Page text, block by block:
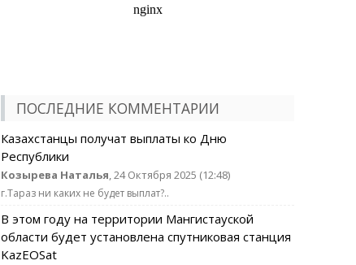
ПОСЛЕДНИЕ КОММЕНТАРИИ
Казахстанцы получат выплаты ко Дню
Республики
Козырева Наталья, 24 Октября 2025 (12:48)
г.Тараз ни каких не будет выплат?..
В этом году на территории Мангистауской
области будет установлена спутниковая станция
KazEOSat